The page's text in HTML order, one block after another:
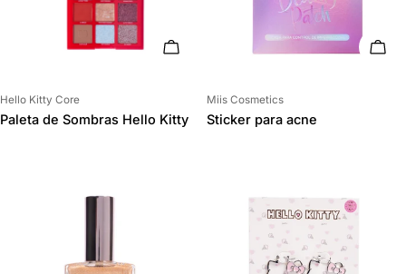
AÑADIR AL CARRITO
Proveedor:
Hello Kitty Core
Paleta de Sombras Hello Kitty
Proveedor:
Miis Cosmetics
Sticker para acne